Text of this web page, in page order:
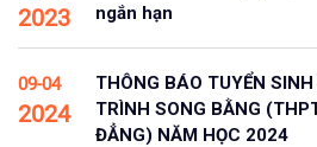
2023
ngắn hạn
09-04
2024
THÔNG BÁO TUYỂN
TRÌNH SONG BẰNG
ĐẲNG) NĂM HỌC 2024